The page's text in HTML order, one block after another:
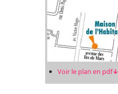
Voir le plan en pdf↓